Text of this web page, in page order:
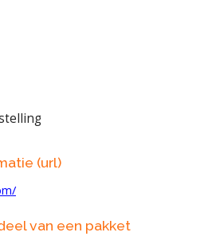
(url)
van een pakket